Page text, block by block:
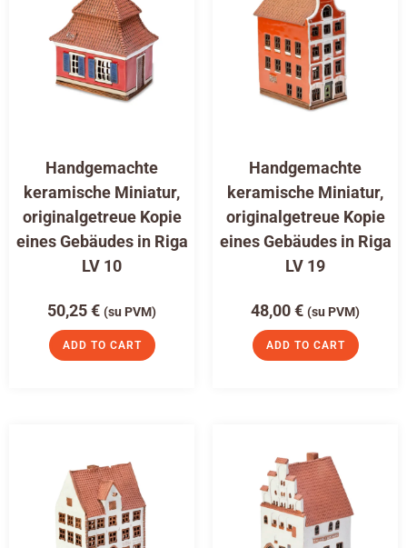
Handgemachte
keramische Miniatur,
originalgetreue Kopie
eines Gebäudes in Riga
LV 10
50,25€ (su PVM)
ADD TO CART
Handgemachte
keramische Miniatur,
originalgetreue Kopie
eines Gebäudes in Riga
LV 19
48,00€ (su PVM)
ADD TO CART